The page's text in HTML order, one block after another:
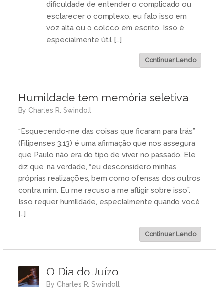
dificuldade de entender o complicado ou
esclarecer o complexo, eu falo isso em
voz alta ou o coloco em escrito. Isso é
especialmente útil […]
Continuar Lendo
Humildade tem memória seletiva
by Charles R. Swindoll
“Esquecendo-me das coisas que ficaram para trás”
(Filipenses 3:13) é uma afirmação que nos assegura
que Paulo não era do tipo de viver no passado. Ele
diz que, na verdade, “eu desconsidero minhas
próprias realizações, bem como ofensas dos outros
contra mim. Eu me recuso a me afligir sobre isso”.
Isso requer humildade, especialmente quando você
[…]
Continuar Lendo
O Dia do Juízo
by Charles R. Swindoll